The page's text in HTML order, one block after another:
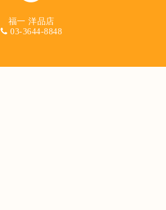
福一 洋品店
03-3644-8848